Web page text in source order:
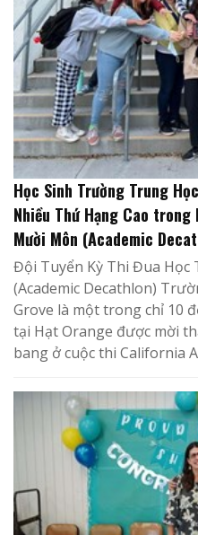
Học Sinh Trường Trung
Nhiều Thứ Hạng Cao
Mười Môn (Academic
Đội Tuyển Kỳ Thi Đua Học
(Academic Decathlon)
Grove là một trong chỉ 10
tại Hạt Orange được mời
bang ở cuộc thi California